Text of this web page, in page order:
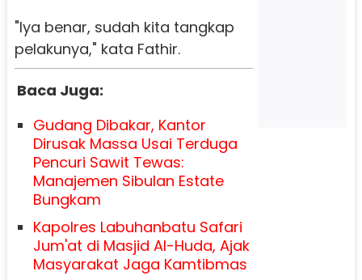
"Iya benar, sudah kita tangkap
pelakunya," kata Fathir.
Baca Juga:
Gudang Dibakar, Kantor
Dirusak Massa Usai Terduga
Pencuri Sawit Tewas:
Manajemen Sibulan Estate
Bungkam
Kapolres Labuhanbatu Safari
Jum'at di Masjid Al-Huda, Ajak
Masyarakat Jaga Kamtibmas